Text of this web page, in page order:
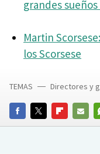
grandes
Martin
los Scorsese
FACEBOOKTWITTERFLIPBOARD
E-
TEMAS Directores y